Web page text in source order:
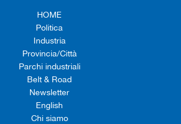
HOME
Politica
Industria
Provincia/Città
Parchi industriali
Belt & Road
Newsletter
English
Chi siamo